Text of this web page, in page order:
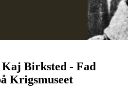
Birksted - Fad
Krigsmuseet